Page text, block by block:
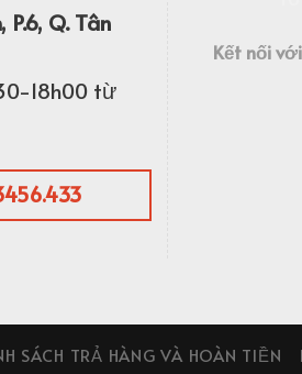
Q. Tân
18h00 từ
Kết nối
SÁCH TRẢ HÀNG VÀ HOÀN TIỀN